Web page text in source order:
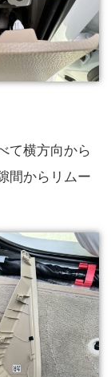
て横方向から
間からリムー